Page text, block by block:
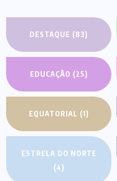
DESTAQUE (83)
EDUCAÇÃO (25)
EQUATORIAL (1)
ESTRELA DO NORTE
(4)